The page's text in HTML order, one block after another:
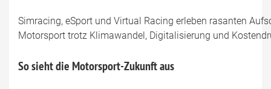
Simracing, eSport und Virtual Racing erleben rasanten
Motorsport trotz Klimawandel, Digitalisierung und
So sieht die Motorsport-Zukunft aus